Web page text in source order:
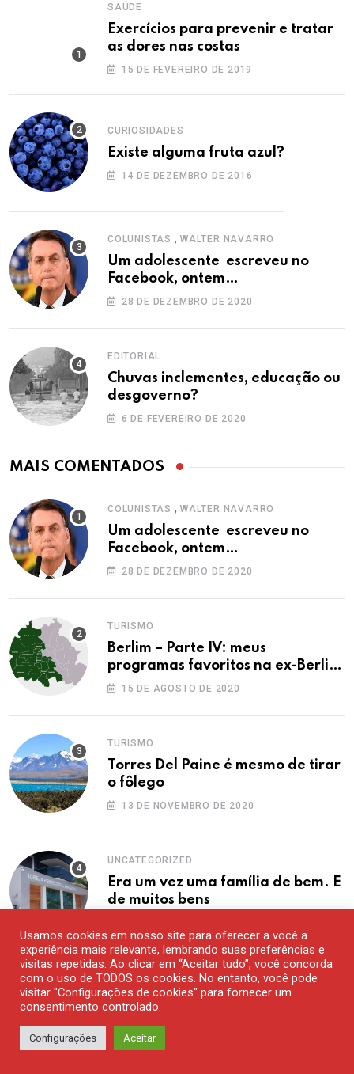
SAÚDE
Exercícios para prevenir e tratar
as dores nas costas
15 DE FEVEREIRO DE 2019
CURIOSIDADES
Existe alguma fruta azul?
14 DE DEZEMBRO DE 2016
COLUNISTAS , WALTER NAVARRO
Um adolescente escreveu no
Facebook, ontem…
28 DE DEZEMBRO DE 2020
EDITORIAL
Chuvas inclementes, educação ou
desgoverno?
6 DE FEVEREIRO DE 2020
MAIS COMENTADOS
COLUNISTAS , WALTER NAVARRO
Um adolescente escreveu no
Facebook, ontem…
28 DE DEZEMBRO DE 2020
TURISMO
Berlim – Parte IV: meus
programas favoritos na ex-Berlim
Ocidental
15 DE AGOSTO DE 2020
TURISMO
Torres Del Paine é mesmo de tirar
o fôlego
13 DE NOVEMBRO DE 2020
UNCATEGORIZED
Era um vez uma família de bem. E
de muitos bens
Archives
agosto 2026
Usamos cookies em nosso site para oferecer a você a
experiência mais relevante, lembrando suas preferências e
visitas repetidas. Ao clicar em “Aceitar tudo”, você concorda
com o uso de TODOS os cookies. No entanto, você pode
visitar "Configurações de cookies" para fornecer um
consentimento controlado.
Configurações Aceitar